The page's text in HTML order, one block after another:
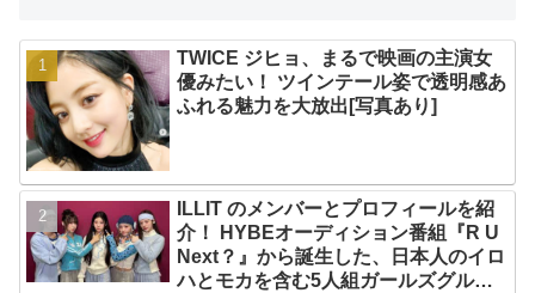
TWICE ジヒョ、まるで映画の主演女
優みたい！ ツインテール姿で透明感あ
ふれる魅力を大放出[写真あり]
ILLIT のメンバーとプロフィールを紹
介！ HYBEオーディション番組『R U
Next？』から誕生した、日本人のイロ
ハとモカを含む5人組ガールズグルー